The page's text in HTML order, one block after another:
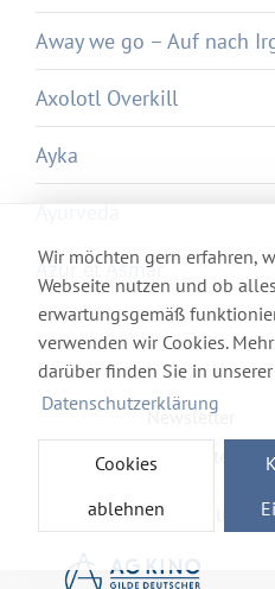
Wir möchten gern erfahren,
Webseite nutzen und ob alles
erwartungsgemäß
verwenden wir Cookies.
darüber finden Sie in unserer
Datenschutzerklärung
Cookies
ablehnen
Away we go – Auf nach
Axolotl Overkill
Ayka
Azur et Asmar
Newsletter
Haftung &
Mitglied